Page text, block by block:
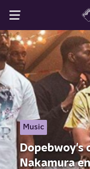
Music
Dopebwoy's
Nakamura